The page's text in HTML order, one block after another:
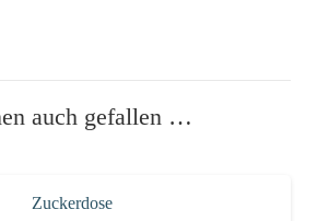
auch gefallen …
Zuckerdose